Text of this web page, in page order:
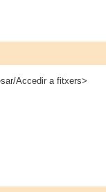
Accedir a fitxers>